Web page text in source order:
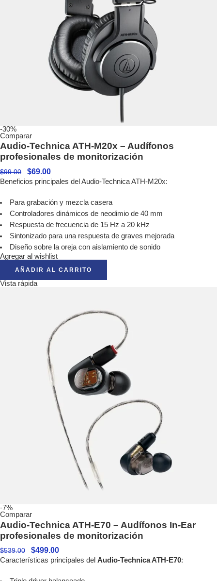
-30%
Comparar
Audio-Technica ATH-M20x – Audífonos
profesionales de monitorización
$99.00 $69.00
Beneficios principales del Audio-Technica ATH-M20x:
Para grabación y mezcla casera
Controladores dinámicos de neodimio de 40 mm
Respuesta de frecuencia de 15 Hz a 20 kHz
Sintonizado para una respuesta de graves mejorada
Diseño sobre la oreja con aislamiento de sonido
Agregar al wishlist
AÑADIR AL CARRITO
Vista rápida
-7%
Comparar
Audio-Technica ATH-E70 – Audífonos In-Ear
profesionales de monitorización
$539.00 $499.00
Características principales del Audio-Technica ATH-E70: